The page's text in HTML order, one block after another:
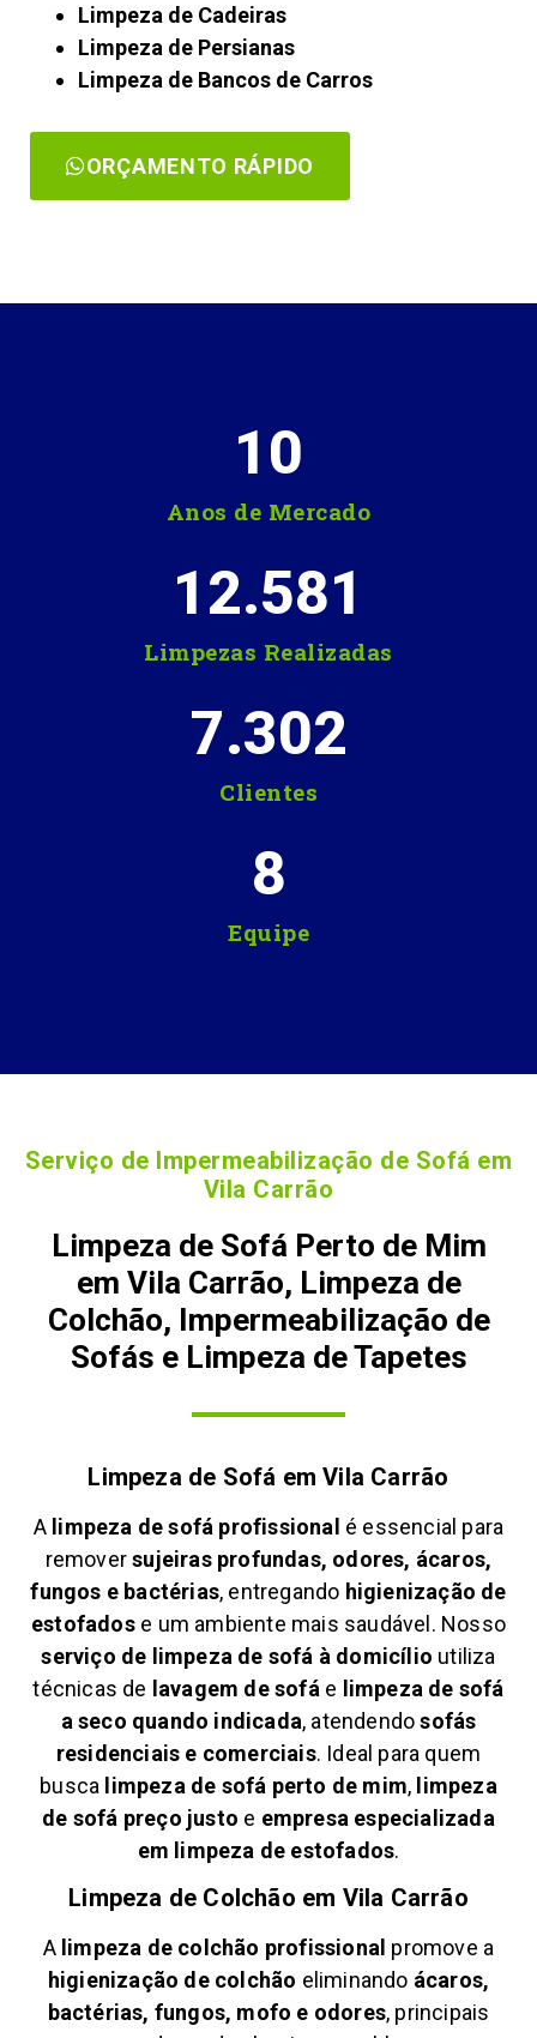
Limpeza de Cadeiras
Limpeza de Persianas
Limpeza de Bancos de Carros
ORÇAMENTO RÁPIDO
Anos de Mercado
10
Limpezas Realizadas
12.581
Clientes
7.302
Equipe
8
Serviço de Impermeabilização de Sofá em
Vila Carrão
Limpeza de Sofá Perto de Mim
em Vila Carrão, Limpeza de
Colchão, Impermeabilização de
Sofás e Limpeza de Tapetes
Limpeza de Sofá emVila Carrão
A limpeza de sofá profissional é essencial para
removersujeiras profundas, odores, ácaros,
fungos e bactérias, entregando higienização de
estofadose um ambiente mais saudável. Nosso
serviço de limpeza de sofá à domicílio utiliza
técnicas de lavagem de sofá e limpeza de sofá
a seco quando indicada, atendendosofás
residenciais e comerciais. Ideal para quem
busca limpeza de sofá perto de mim, limpeza
de sofá preço justo e empresa especializada
em limpeza de estofados.
Limpeza de Colchão em Vila Carrão
A limpeza de colchão profissional promove a
higienização de colchão eliminando ácaros,
bactérias, fungos, mofo e odores, principais